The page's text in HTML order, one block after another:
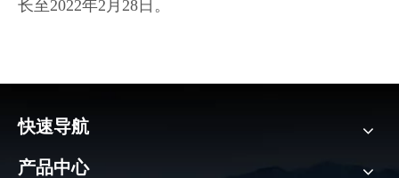
长至2022年2月28日。
快速导航
产品中心